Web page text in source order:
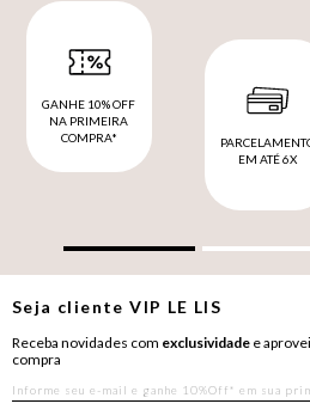
GANHE 10% OFF
NA PRIMEIRA
COMPRA*
EM ATÉ 6X
Seja clienteVIP LE LIS
Receba novidades com exclusividade e
compra